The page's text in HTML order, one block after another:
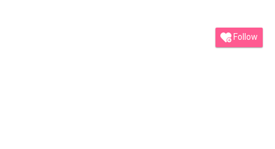
Follow